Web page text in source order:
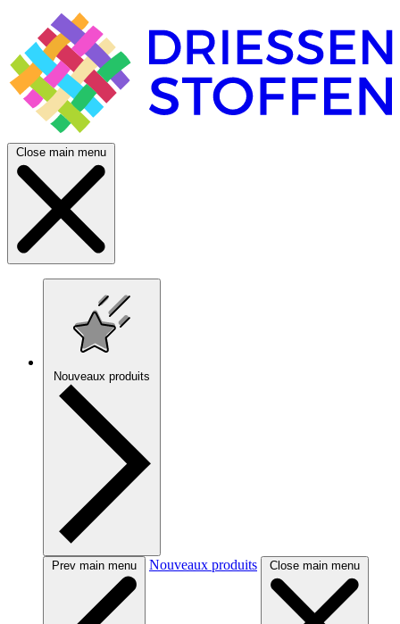
Close main menu
Nouveaux produits
Prev main menu Nouveaux produits Close main menu